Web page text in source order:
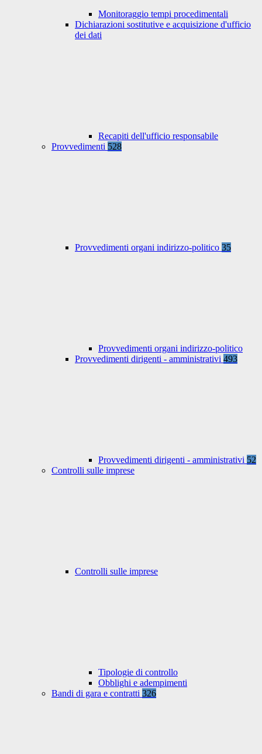
Monitoraggio tempi procedimentali
Dichiarazioni sostitutive e acquisizione d'ufficio
dei dati
Recapiti dell'ufficio responsabile
Provvedimenti 528
Provvedimenti organi indirizzo-politico 35
Provvedimenti organi indirizzo-politico
Provvedimenti dirigenti - amministrativi 493
Provvedimenti dirigenti - amministrativi 52
Controlli sulle imprese
Controlli sulle imprese
Tipologie di controllo
Obblighi e adempimenti
Bandi di gara e contratti 326